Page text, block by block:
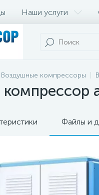
Наши услуги
Воздушные компрессоры
Файлы и